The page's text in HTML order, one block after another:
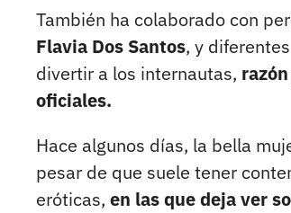
También ha colaborado con
Flavia Dos Santos, y
divertir a los internautas,
oficiales.
Hace algunos días, la bella
pesar de que suele tener
eróticas, en las que deja ver